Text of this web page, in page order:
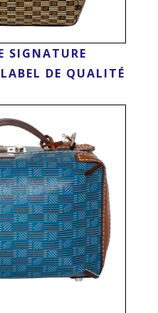
SIGNATURE
DE QUALITÉ